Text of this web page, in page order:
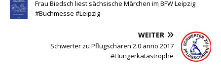
Frau Biedsch liest sächsische Märchen im BFW Leipzig
#Buchmesse #Leipzig
WEITER
Schwerter zu Pflugscharen 2.0 anno 2017
#Hungerkatastrophe